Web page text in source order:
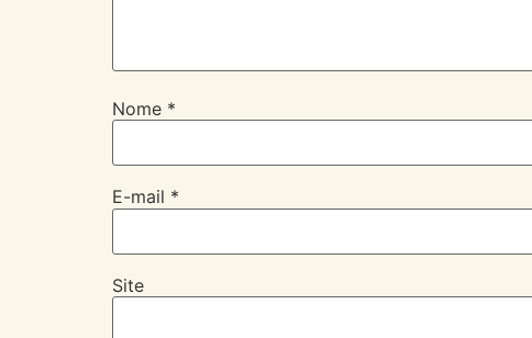
Nome *
E-mail *
Site